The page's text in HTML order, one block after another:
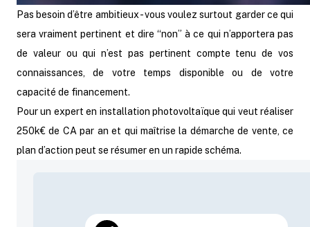
Pas besoin d’être ambitieux - vous voulez surtout garder ce qui
sera vraiment pertinent et dire “non” à ce qui n’apportera pas
de valeur ou qui n’est pas pertinent compte tenu de vos
connaissances, de votre temps disponible ou de votre
capacité de financement.
Pour un expert en installation photovoltaïque qui veut réaliser
250k€ de CA par an et qui maîtrise la démarche de vente, ce
plan d’action peut se résumer en un rapide schéma.